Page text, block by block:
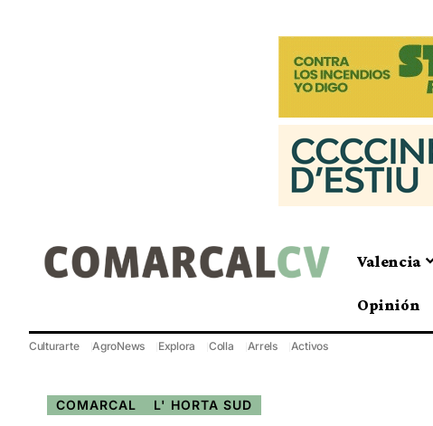
Valencia
Opinión
Culturarte AgroNews Explora Colla Arrels Activos
COMARCAL L' HORTA SUD